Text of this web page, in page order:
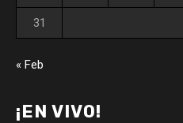
31
« Feb
¡EN VIVO!